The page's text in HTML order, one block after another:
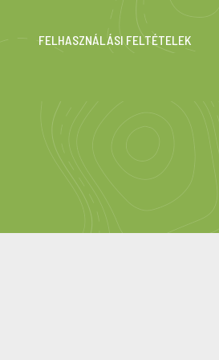
FELHASZNÁLÁSI FELTÉTELEK